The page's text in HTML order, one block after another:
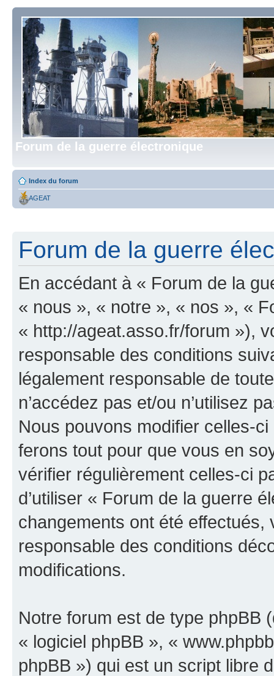
Forum de la guerre électronique
Index du forum
AGEAT
Forum de la guerre
En accédant à « Forum de la
« nous », « notre », « nos », «
« http://ageat.asso.fr/forum »),
responsable des conditions
légalement responsable de
n’accédez pas et/ou n’utilisez
Nous pouvons modifier celles-
ferons tout pour que vous en
vérifier régulièrement celles-ci
d’utiliser « Forum de la guerre
changements ont été effectués,
responsable des conditions
modifications.
Notre forum est de type phpBB
« logiciel phpBB », «
phpBB ») qui est un script libre